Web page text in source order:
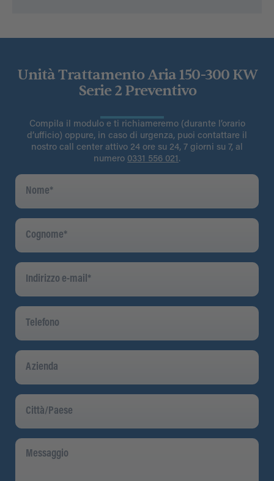
Unità Trattamento Aria 150-300 KW
Serie 2 Preventivo
Compila il modulo e ti richiameremo (durante l’orario
d’ufficio) oppure, in caso di urgenza, puoi contattare il
nostro call center attivo 24 ore su 24, 7 giorni su 7, al
numero 0331 556 021 .
Nome
Cognome
Indirizzo
Telefono
Azienda
Città/Paese
Messaggio